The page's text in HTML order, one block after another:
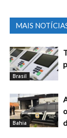
MAIS
Brasil
Bahia